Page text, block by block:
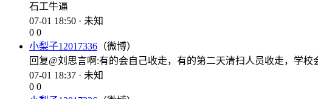
石工牛逼
07-01 18:50 · 未知
0 0
小梨子12017336 （微博）
回复@刘思言啊:有的会自己收走，有的第二天清扫人员收走，学
07-01 18:37 · 未知
0 0